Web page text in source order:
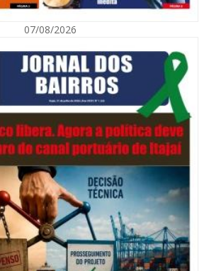
sobre descarte correto de lixo para
07/08/2026